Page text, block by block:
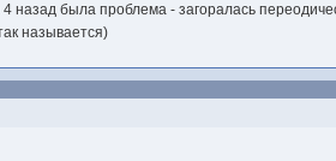
назад была проблема - загоралась
называется)